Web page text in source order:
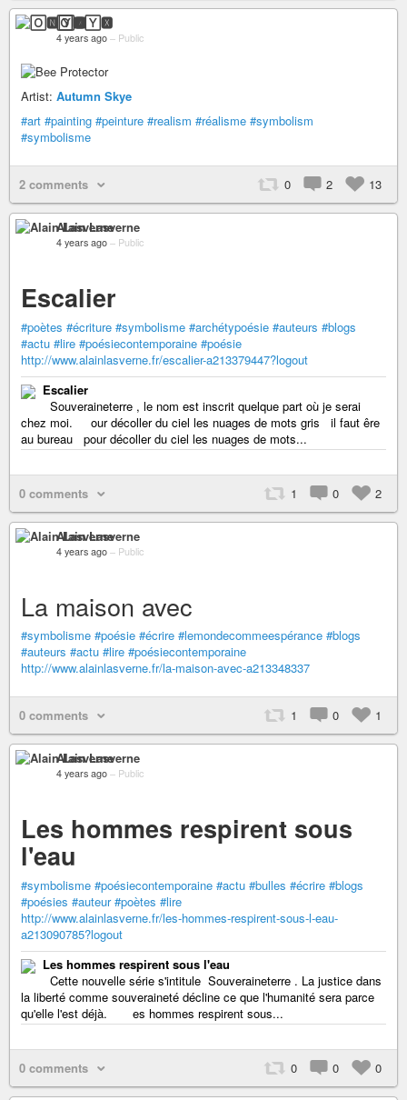
🄾🅽🅈🆇
4 years ago – Public
Artist: Autumn Skye
#art #painting #peinture #realism #réalisme #symbolism
#symbolisme
2 comments 0 2 13
Alain Lasverne
4 years ago – Public
Escalier
#poètes #écriture #symbolisme #archétypoésie #auteurs #blogs
#actu #lire #poésiecontemporaine #poésie
http://www.alainlasverne.fr/escalier-a213379447?logout
Escalier
Souveraineterre , le nom est inscrit quelque part où je serai
chez moi. our décoller du ciel les nuages de mots gris il faut êre
au bureau pour décoller du ciel les nuages de mots...
0 comments 1 0 2
Alain Lasverne
4 years ago – Public
La maison avec
#symbolisme #poésie #écrire #lemondecommeespérance #blogs
#auteurs #actu #lire #poésiecontemporaine
http://www.alainlasverne.fr/la-maison-avec-a213348337
0 comments 1 0 1
Alain Lasverne
4 years ago – Public
Les hommes respirent sous
l'eau
#symbolisme #poésiecontemporaine #actu #bulles #écrire #blogs
#poésies #auteur #poètes #lire
http://www.alainlasverne.fr/les-hommes-respirent-sous-l-eau-
a213090785?logout
Les hommes respirent sous l'eau
Cette nouvelle série s'intitule Souveraineterre . La justice dans
la liberté comme souveraineté décline ce que l'humanité sera parce
qu'elle l'est déjà. es hommes respirent sous...
0 comments 0 0 0